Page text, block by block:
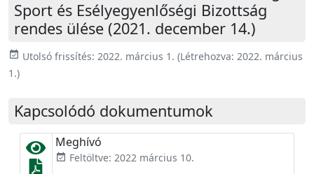
Sport és Esélyegyenlőségi Bizottság
rendes ülése (2021. december 14.)
event_available Utolsó frissítés: 2022. március 1. (Létrehozva: 2022. március
1.)
Kapcsolódó dokumentumok
Meghívó
event_available Feltöltve: 2022 március 10.